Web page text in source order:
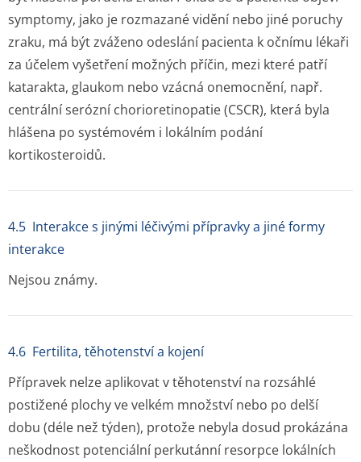
symptomy, jako je rozmazané vidění nebo jiné poruchy
zraku, má být zváženo odeslání pacienta k očnímu lékaři
za účelem vyšetření možných příčin, mezi které patří
katarakta, glaukom nebo vzácná onemocnění, např.
centrální serózní chorioretinopatie (CSCR), která byla
hlášena po systémovém i lokálním podání
kortikosteroidů.
4.5 Interakce s jinými léčivými přípravky a jiné formy
interakce
Nejsou známy.
4.6 Fertilita, těhotenství a kojení
Přípravek nelze aplikovat v těhotenství na rozsáhlé
postižené plochy ve velkém množství nebo po delší
dobu (déle než týden), protože nebyla dosud prokázána
neškodnost potenciální perkutánní resorpce lokálních